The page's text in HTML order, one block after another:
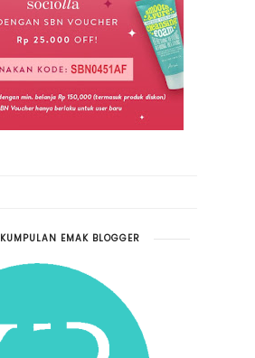
KUMPULAN EMAK BLOGGER